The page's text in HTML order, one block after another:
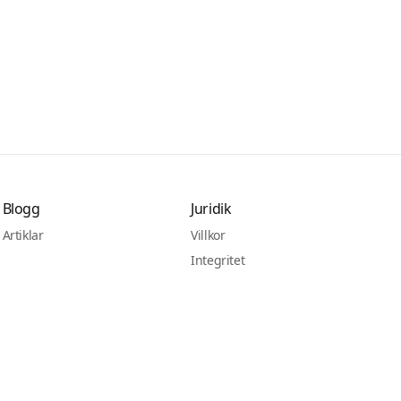
Blogg
Artiklar
Juridik
Villkor
Integritet